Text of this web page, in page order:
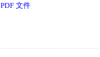
PDF 文件